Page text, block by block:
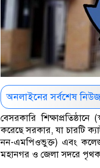
অনলাইনের সর্বশেষ
বেসরকারি
করেছে সরকার, যা চারটি
নন-এমপিওভুক্ত) এবং
মহানগর ও জেলা সদরে পৃথক